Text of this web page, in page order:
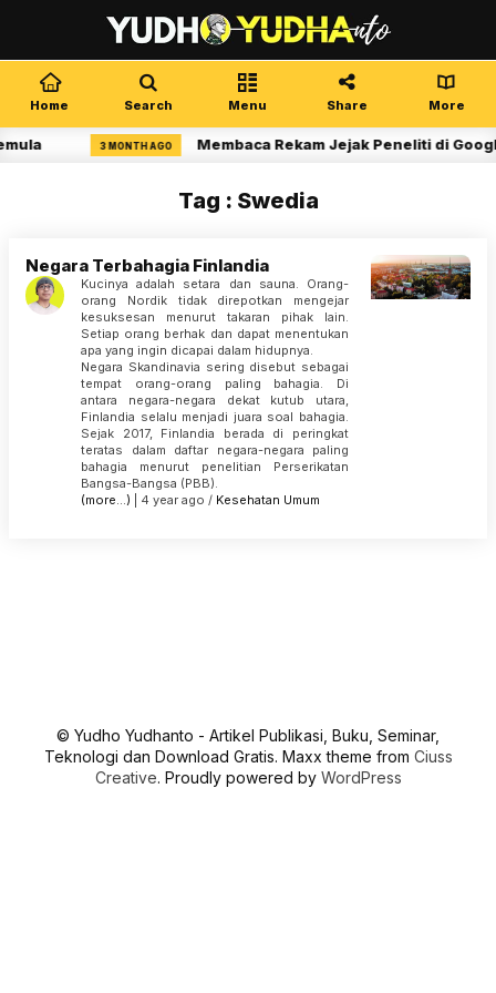
Home Search Menu Share More
3 MONTH AGO Membaca Rekam Jejak Peneliti di
Tag : Swedia
Negara Terbahagia Finlandia
Kucinya adalah setara dan sauna. Orang-
orang Nordik tidak direpotkan mengejar
kesuksesan menurut takaran pihak lain.
Setiap orang berhak dan dapat menentukan
apa yang ingin dicapai dalam hidupnya.
Negara Skandinavia sering disebut sebagai
tempat orang-orang paling bahagia. Di
antara negara-negara dekat kutub utara,
Finlandia selalu menjadi juara soal bahagia.
Sejak 2017, Finlandia berada di peringkat
teratas dalam daftar negara-negara paling
bahagia menurut penelitian Perserikatan
Bangsa-Bangsa (PBB).
(more…) | 4 year ago / Kesehatan Umum
© Yudho Yudhanto - Artikel Publikasi, Buku, Seminar,
Teknologi dan Download Gratis. Maxx theme from Ciuss
Creative. Proudly powered by WordPress